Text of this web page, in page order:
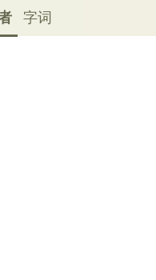
字词